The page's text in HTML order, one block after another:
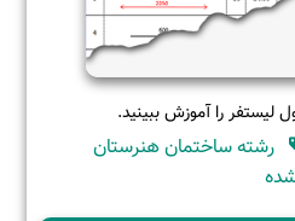
لیستفر را آموزش ببینید.
رشته ساختمان هنرستان